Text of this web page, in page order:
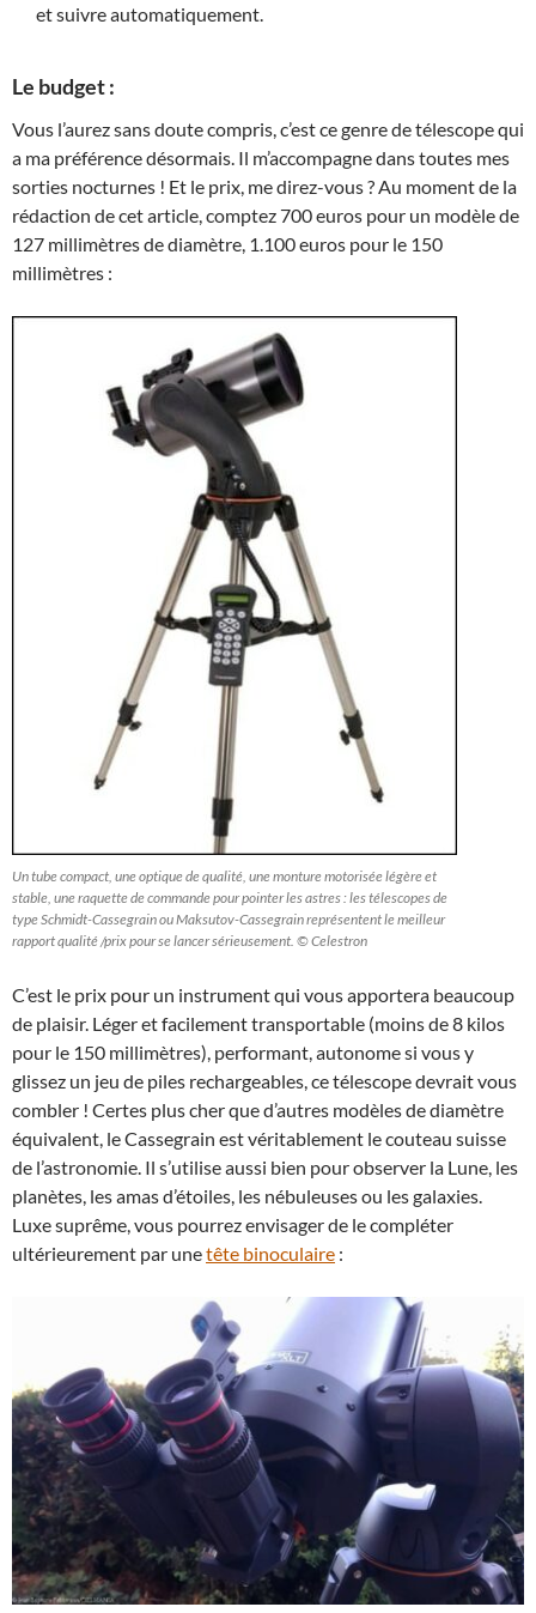
et suivre automatiquement.
Le budget :
Vous l’aurez sans doute compris, c’est ce genre de télescope qui
a ma préférence désormais. Il m’accompagne dans toutes mes
sorties nocturnes ! Et le prix, me direz-vous ? Au moment de la
rédaction de cet article, comptez 700 euros pour un modèle de
127 millimètres de diamètre, 1.100 euros pour le 150
millimètres :
Un tube compact, une optique de qualité, une monture motorisée légère et
stable, une raquette de commande pour pointer les astres : les télescopes de
type Schmidt-Cassegrain ou Maksutov-Cassegrain représentent le meilleur
rapport qualité /prix pour se lancer sérieusement. © Celestron
C’est le prix pour un instrument qui vous apportera beaucoup
de plaisir. Léger et facilement transportable (moins de 8 kilos
pour le 150 millimètres), performant, autonome si vous y
glissez un jeu de piles rechargeables, ce télescope devrait vous
combler ! Certes plus cher que d’autres modèles de diamètre
équivalent, le Cassegrain est véritablement le couteau suisse
de l’astronomie. Il s’utilise aussi bien pour observer la Lune, les
planètes, les amas d’étoiles, les nébuleuses ou les galaxies.
Luxe suprême, vous pourrez envisager de le compléter
ultérieurement par unetête binoculaire :